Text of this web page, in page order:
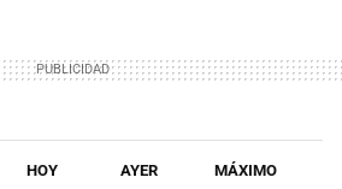
HOY AYER MÁXIMO